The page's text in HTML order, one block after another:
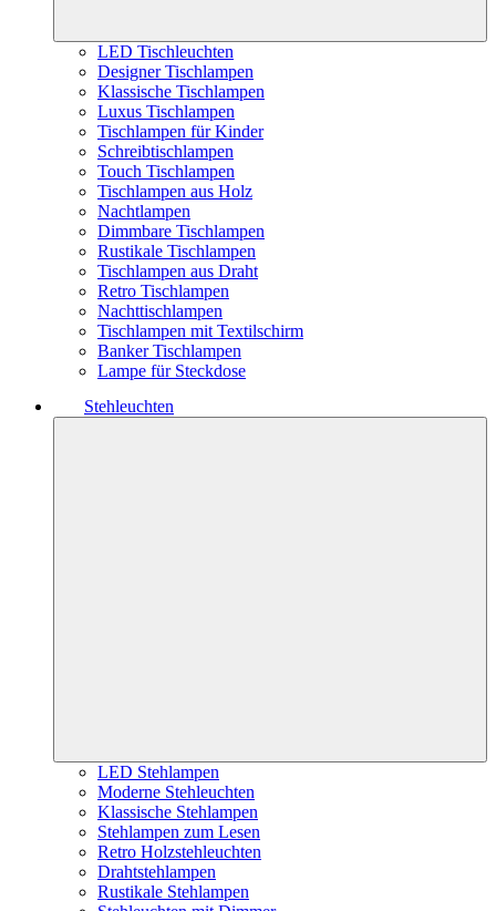
LED Tischleuchten
Designer Tischlampen
Klassische Tischlampen
Luxus Tischlampen
Tischlampen für Kinder
Schreibtischlampen
Touch Tischlampen
Tischlampen aus Holz
Nachtlampen
Dimmbare Tischlampen
Rustikale Tischlampen
Tischlampen aus Draht
Retro Tischlampen
Nachttischlampen
Tischlampen mit Textilschirm
Banker Tischlampen
Lampe für Steckdose
Stehleuchten
LED Stehlampen
Moderne Stehleuchten
Klassische Stehlampen
Stehlampen zum Lesen
Retro Holzstehleuchten
Drahtstehlampen
Rustikale Stehlampen